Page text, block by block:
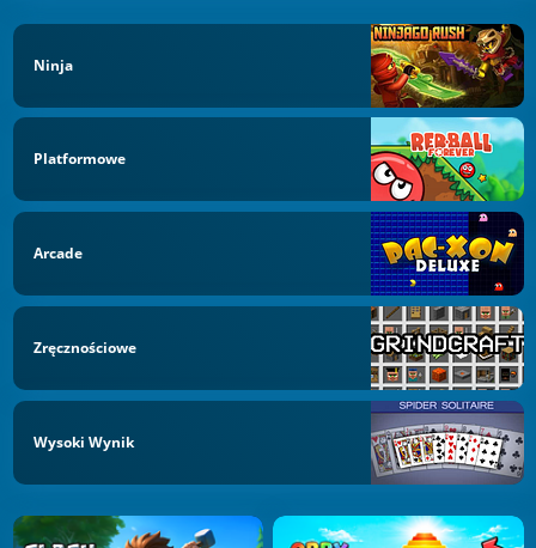
Ninja
Platformowe
Arcade
Zręcznościowe
Wysoki Wynik